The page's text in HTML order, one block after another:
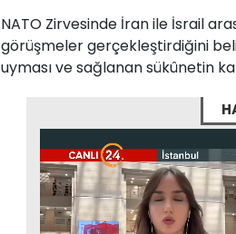
NATO Zirvesinde İran ile İsrail
görüşmeler gerçekleştirdiğini
uyması ve sağlanan sükûnetin